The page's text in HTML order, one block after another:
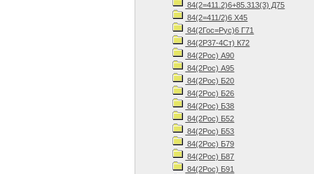
84(2=411.2)6+85.313(3) Д75
84(2=411/2)6 Х45
84(2Гос=Рус)6 Г71
84(2Р37-4Ст) К72
84(2Рос) А90
84(2Рос) А95
84(2Рос) Б20
84(2Рос) Б26
84(2Рос) Б38
84(2Рос) Б52
84(2Рос) Б53
84(2Рос) Б79
84(2Рос) Б87
84(2Рос) Б91